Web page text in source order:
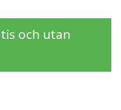
och utan